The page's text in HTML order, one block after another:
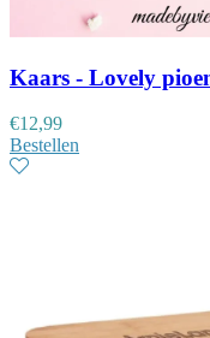
Kaars - Lovely
€12,99
Bestellen